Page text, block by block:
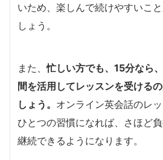
いため、楽しんで続けやすいこ
しょう。
また、忙しい方でも、15分なら
間を活用してレッスンを受ける
しょう。 オンライン英会話のレ
ひとつの習慣になれば、さほど
継続できるようになります。